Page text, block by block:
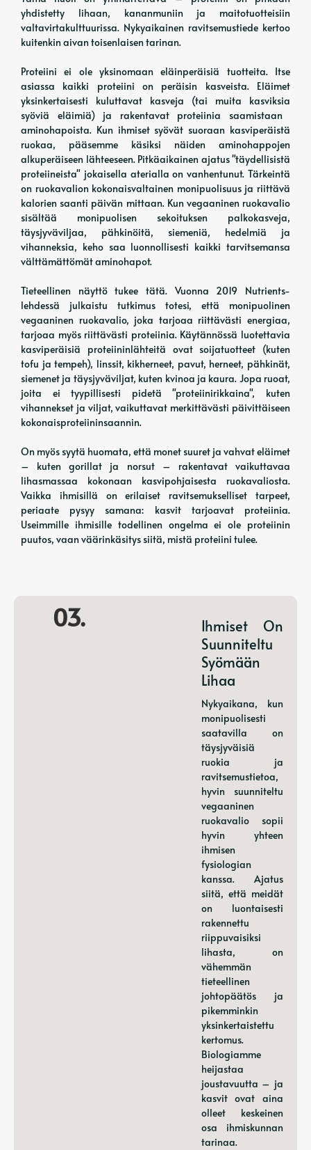
yhdistetty lihaan, kananmuniin ja maitotuotteisiin
valtavirtakulttuurissa. Nykyaikainen ravitsemustiede kertoo
kuitenkin aivan toisenlaisen tarinan.
Proteiini ei ole yksinomaan eläinperäisiä tuotteita. Itse
asiassa kaikki proteiini on peräisin kasveista. Eläimet
yksinkertaisesti kuluttavat kasveja (tai muita kasviksia
syöviä eläimiä) ja rakentavat proteiinia saamistaan ​​
aminohapoista. Kun ihmiset syövät suoraan kasviperäistä
ruokaa, pääsemme käsiksi näiden aminohappojen
alkuperäiseen lähteeseen. Pitkäaikainen ajatus "täydellisistä
proteiineista" jokaisella aterialla on vanhentunut. Tärkeintä
on ruokavalion kokonaisvaltainen monipuolisuus ja riittävä
kalorien saanti päivän mittaan. Kun vegaaninen ruokavalio
sisältää monipuolisen sekoituksen palkokasveja,
täysjyväviljaa, pähkinöitä, siemeniä, hedelmiä ja
vihanneksia, keho saa luonnollisesti kaikki tarvitsemansa
välttämättömät aminohapot.
Tieteellinen näyttö tukee tätä. Vuonna 2019 Nutrients-
lehdessä julkaistu tutkimus totesi, että monipuolinen
vegaaninen ruokavalio, joka tarjoaa riittävästi energiaa,
tarjoaa myös riittävästi proteiinia. Käytännössä luotettavia
kasviperäisiä proteiininlähteitä ovat soijatuotteet (kuten
tofu ja tempeh), linssit, kikherneet, pavut, herneet, pähkinät,
siemenet ja täysjyväviljat, kuten kvinoa ja kaura. Jopa ruoat,
joita ei tyypillisesti pidetä "proteiinirikkaina", kuten
vihannekset ja viljat, vaikuttavat merkittävästi päivittäiseen
kokonaisproteiininsaannin.
On myös syytä huomata, että monet suuret ja vahvat eläimet
– kuten gorillat ja norsut – rakentavat vaikuttavaa
lihasmassaa kokonaan kasvipohjaisesta ruokavaliosta.
Vaikka ihmisillä on erilaiset ravitsemukselliset tarpeet,
periaate pysyy samana: kasvit tarjoavat proteiinia.
Useimmille ihmisille todellinen ongelma ei ole proteiinin
puutos, vaan väärinkäsitys siitä, mistä proteiini tulee.
03.
Ihmiset On
Suunniteltu
Syömään
Lihaa
Nykyaikana, kun
monipuolisesti
saatavilla on
täysjyväisiä
ruokia ja
ravitsemustietoa,
hyvin suunniteltu
vegaaninen
ruokavalio sopii
hyvin yhteen
ihmisen
fysiologian
kanssa. Ajatus
siitä, että meidät
on luontaisesti
rakennettu
riippuvaisiksi
lihasta, on
vähemmän
tieteellinen
johtopäätös ja
pikemminkin
yksinkertaistettu
kertomus.
Biologiamme
heijastaa
joustavuutta – ja
kasvit ovat aina
olleet keskeinen
osa ihmiskunnan
tarinaa.